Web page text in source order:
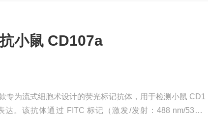
小鼠 CD107a
为流式细胞术设计的荧光标记抗体，用于检测小鼠 CD1
。该抗体通过 FITC 标记（激发/发射：488 nm/530 n